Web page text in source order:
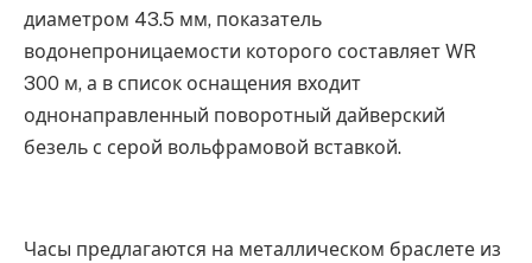
диаметром 43.5 мм, показатель
водонепроницаемости которого составляет WR
300 м, а в список оснащения входит
однонаправленный поворотный дайверский
безель с серой вольфрамовой вставкой.
Часы предлагаются на металлическом браслете из